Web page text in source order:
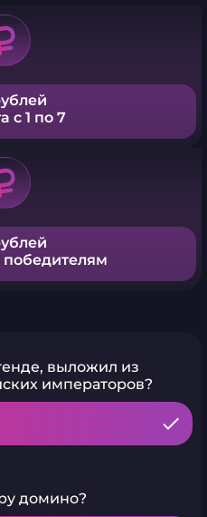
с 1 по 7
выложил из
императоров?
домино?